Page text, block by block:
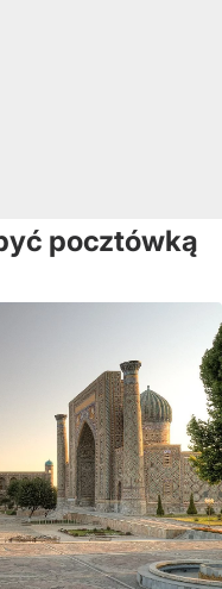
pocztówką